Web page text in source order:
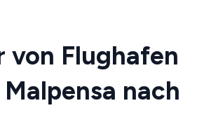
von Flughafen
nach